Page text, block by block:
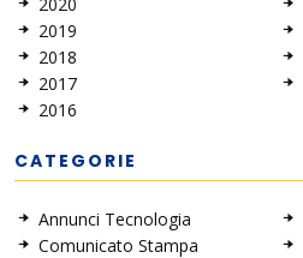
2019
2018
2017
2016
CATEGORIE
Annunci Tecnologia
Comunicato Stampa